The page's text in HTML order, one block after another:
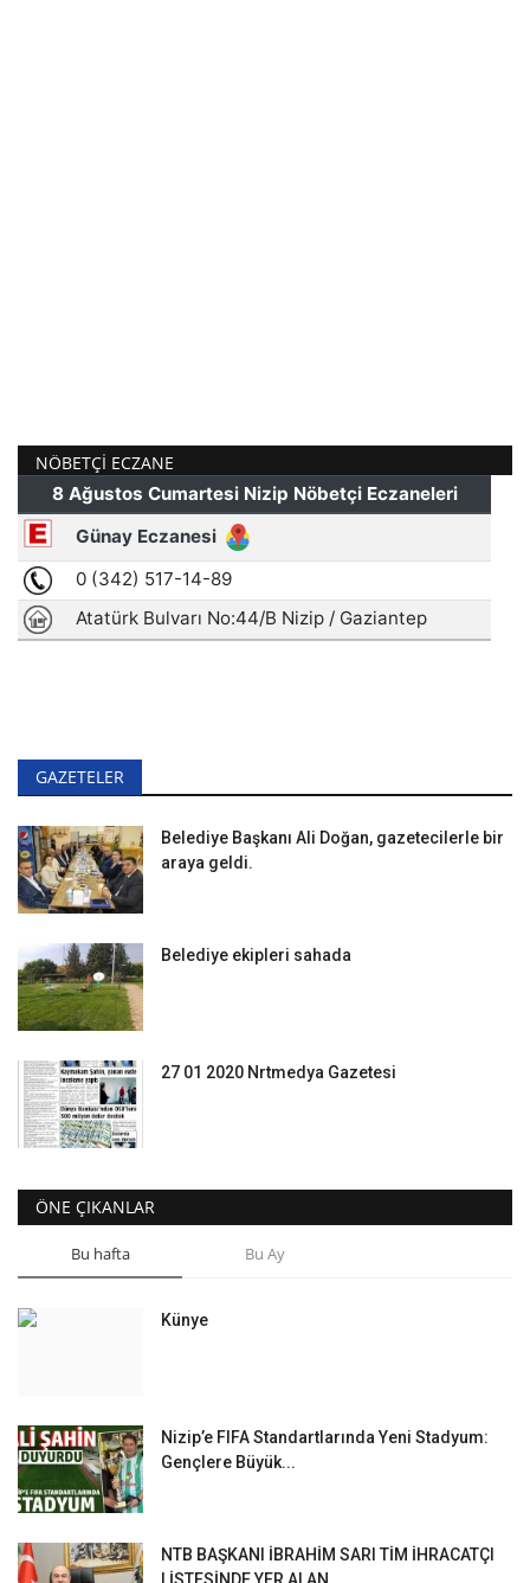
NÖBETÇI ECZANE
GAZETELER
Belediye Başkanı Ali Doğan, gazetecilerle bir
araya geldi.
Belediye ekipleri sahada
27 01 2020 Nrtmedya Gazetesi
ÖNE ÇIKANLAR
Bu hafta Bu Ay
Künye
Nizip’e FIFA Standartlarında Yeni Stadyum:
Gençlere Büyük...
NTB BAŞKANI İBRAHİM SARI TİM İHRACATÇI
LİSTESİNDE YER ALAN...